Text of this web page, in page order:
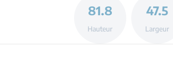
81.8
Hauteur
47.5
Largeur